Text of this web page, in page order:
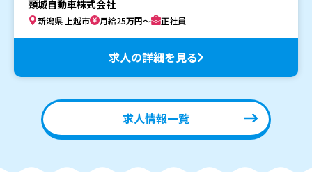
頸城自動車株式会社
新潟県 上越市 月給25万円～ 正社員
求人の詳細を見る
求人情報一覧